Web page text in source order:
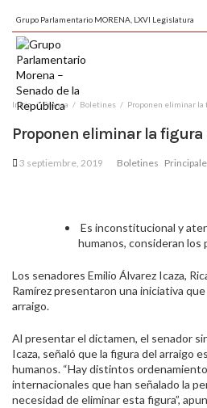
Grupo Parlamentario MORENA, LXVI Legislatura
Inicio Prensa Boletines Proponen eliminar la
Proponen eliminar la
3 septiembre, 2019 Boletines
Es inconstitucional y
humanos, consideran los
Los senadores Emilio Álvarez Icaza,
Ramírez presentaron una iniciativa
arraigo.
Al presentar el dictamen, el senador
Icaza, señaló que la figura del arraigo
humanos. “Hay distintos
internacionales que han señalado la
necesidad de eliminar esta figura”,